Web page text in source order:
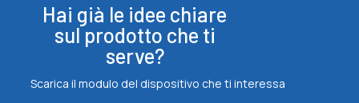
Hai già le idee chiare
sul prodotto che ti
serve?
Scarica il modulo del dispositivo che ti interessa